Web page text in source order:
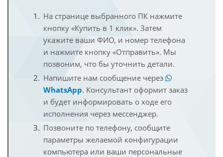
На странице выбранного ПК нажмите
кнопку «Купить в 1 клик». Затем
укажите ваши ФИО, и номер телефона
и нажмите кнопку «Отправить». Мы
позвоним, что бы уточнить детали.
Напишите нам сообщение через
WhatsApp. Консультант оформит заказ
и будет информировать о ходе его
исполнения через мессенджер.
Позвоните по телефону, сообщите
параметры желаемой конфигурации
компьютера или ваши персональные